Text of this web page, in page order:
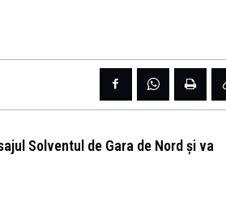
Solventul de Gara de Nord și va